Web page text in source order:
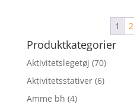
227,95 kr..
1 2
Produktkategorier
Aktivitetslegetøj (70)
Aktivitetsstativer (6)
Amme bh (4)